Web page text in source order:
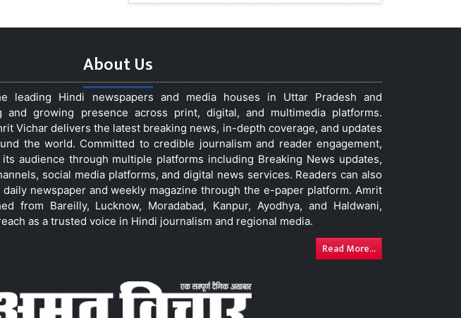
About Us
leading Hindi newspapers and media houses in Uttar Pradesh and
and growing presence across print, digital, and multimedia platforms.
Vichar delivers the latest breaking news, in-depth coverage, and updates
the world. Committed to credible journalism and reader engagement,
audience through multiple platforms including Breaking News updates,
social media platforms, and digital news services. Readers can also
newspaper and weekly magazine through the e-paper platform. Amrit
from Bareilly, Lucknow, Moradabad, Kanpur, Ayodhya, and Haldwani,
as a trusted voice in Hindi journalism and regional media.
Read More...